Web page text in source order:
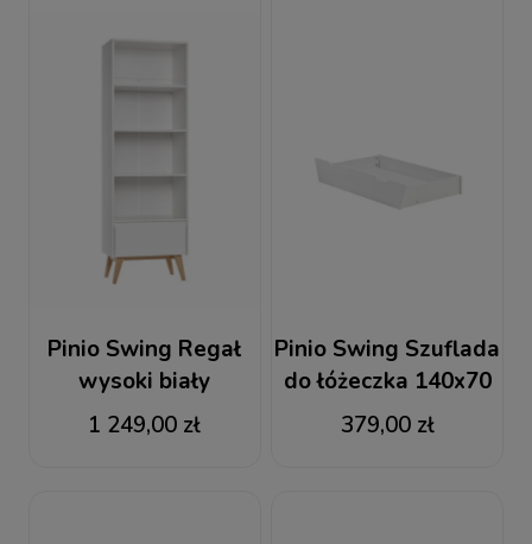
Pinio Swing Regał
wysoki biały
1 249,00 zł
Pinio Swing Szuflada
do łóżeczka 140x70
biała
379,00 zł